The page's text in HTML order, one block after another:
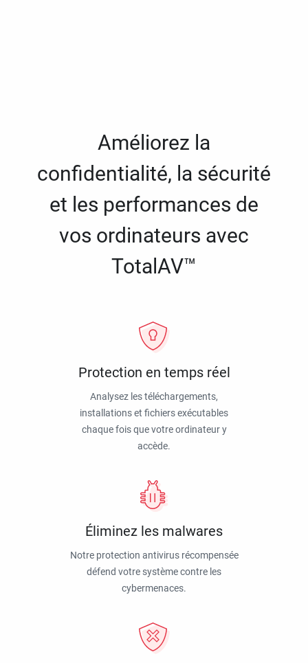
Améliorez la
confidentialité, la sécurité
et les performances de
vos ordinateurs avec
TotalAV™
Protection en temps réel
Analysez les téléchargements,
installations et fichiers exécutables
chaque fois que votre ordinateur y
accède.
Éliminez les malwares
Notre protection antivirus récompensée
défend votre système contre les
cybermenaces.